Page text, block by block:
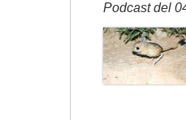
Podcast del